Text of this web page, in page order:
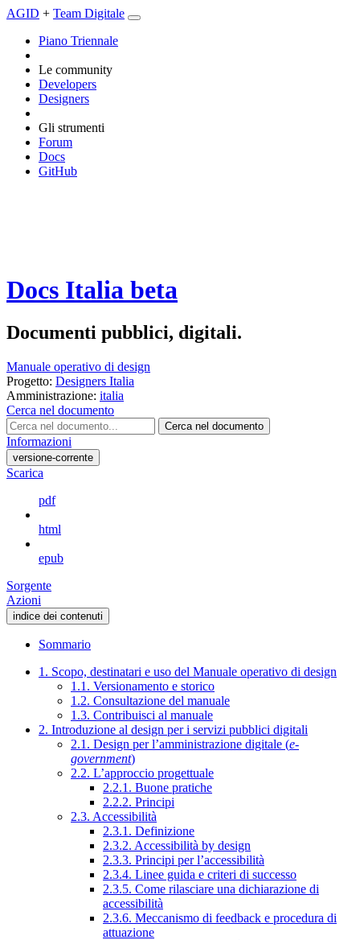
AGID + Team Digitale
Piano Triennale
Le community
Developers
Designers
Gli strumenti
Forum
Docs
GitHub
Docs Italia beta
Documenti pubblici, digitali.
Manuale operativo di design
Progetto: Designers Italia
Amministrazione: italia
Cerca nel documento
Cerca nel documento
Informazioni
versione-corrente
Scarica
pdf
html
epub
Sorgente
Azioni
indice dei contenuti
Sommario
1. Scopo, destinatari e uso del Manuale operativo di design
1.1. Versionamento e storico
1.2. Consultazione del manuale
1.3. Contribuisci al manuale
2. Introduzione al design per i servizi pubblici digitali
2.1. Design per l’amministrazione digitale (e-
government)
2.2. L’approccio progettuale
2.2.1. Buone pratiche
2.2.2. Principi
2.3. Accessibilità
2.3.1. Definizione
2.3.2. Accessibilità by design
2.3.3. Principi per l’accessibilità
2.3.4. Linee guida e criteri di successo
2.3.5. Come rilasciare una dichiarazione di
accessibilità
2.3.6. Meccanismo di feedback e procedura di
attuazione